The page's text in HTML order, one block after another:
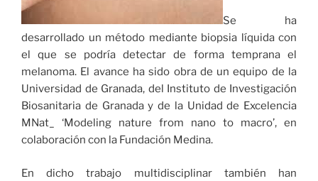
Se ha
desarrollado un método mediante biopsia líquida con
el que se podría detectar de forma temprana el
melanoma. El avance ha sido obra de un equipo de la
Universidad de Granada, del Instituto de Investigación
Biosanitaria de Granada y de la Unidad de Excelencia
MNat_ ‘Modeling nature from nano to macro’, en
colaboración con la Fundación Medina.
En dicho trabajo multidisciplinar también han